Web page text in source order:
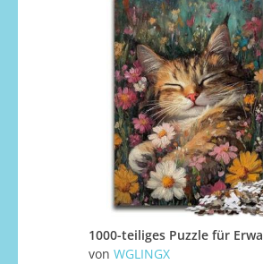
von WGLINGX